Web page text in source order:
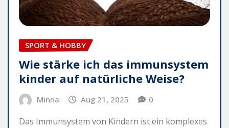
SPORT & HOBBY
Wie stärke ich das immunsystem
kinder auf natürliche Weise?
Minna Aug 21, 2025 0
Das Immunsystem von Kindern ist ein komplexes